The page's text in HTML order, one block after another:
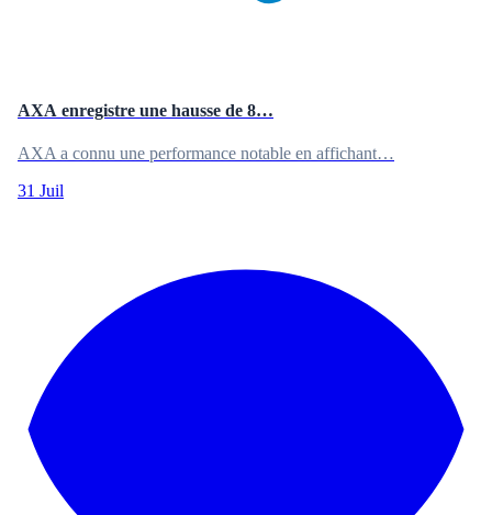
AXA enregistre une hausse de 8…
AXA a connu une performance notable en affichant…
31 Juil